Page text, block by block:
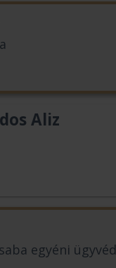
Aliz
egyéni ügyvéd